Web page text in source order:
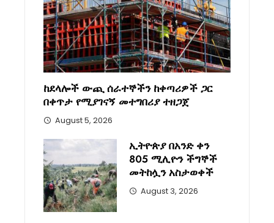
ከደላሎች ውጪ ሰራተኞችን ከቀጣሪዎች ጋር
በቀጥታ የሚያገናኝ መተግበሪያ ተዘጋጀ
August 5, 2026
ኢትዮጵያ በአንድ ቀን
805 ሚሊዮን ችግኞች
መትከሏን አስታወቀች
August 3, 2026